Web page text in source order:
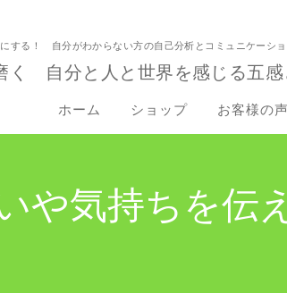
する！ 自分がわからない方の自己分析とコミュニケー
く 自分と人と世界を感じる五
ホーム ショップ お客様の声
や気持ちを伝